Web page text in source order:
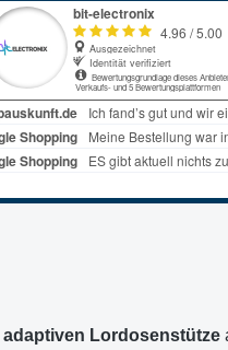
adaptiven Lordosenstütze